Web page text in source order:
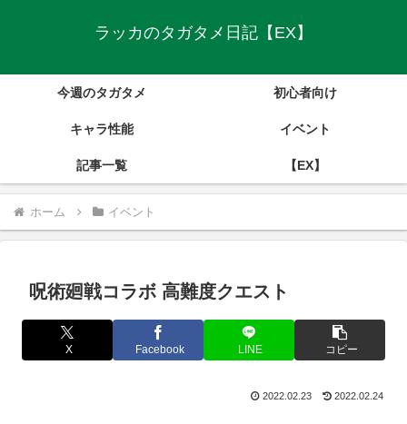
ラッカのタガタメ日記【EX】
今週のタガタメ 初心者向け
キャラ性能 イベント
記事一覧 【EX】
ホーム イベント
呪術廻戦コラボ 高難度クエスト
X Facebook LINE コピー
2022.02.23 2022.02.24